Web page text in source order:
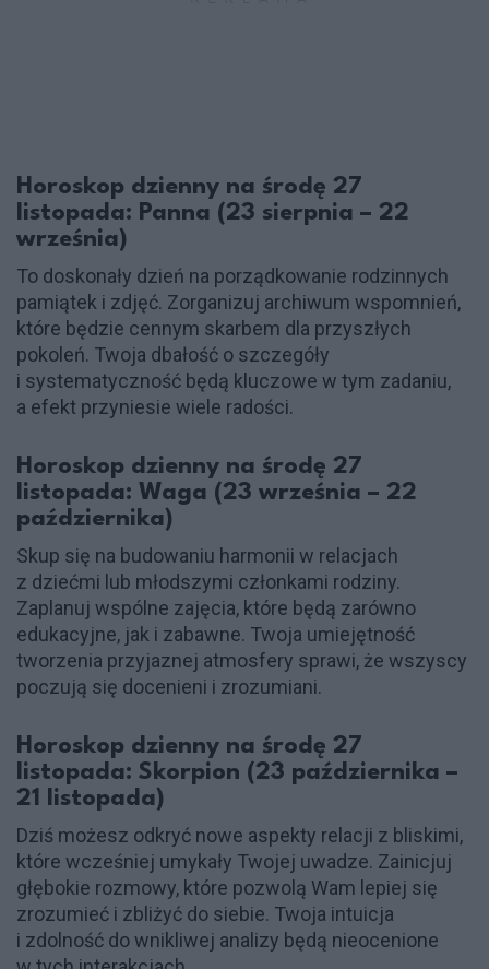
Horoskop dzienny na środę 27
listopada: Panna (23 sierpnia – 22
września)
To doskonały dzień na porządkowanie rodzinnych
pamiątek i zdjęć. Zorganizuj archiwum wspomnień,
które będzie cennym skarbem dla przyszłych
pokoleń. Twoja dbałość o szczegóły
i systematyczność będą kluczowe w tym zadaniu,
a efekt przyniesie wiele radości.
Horoskop dzienny na środę 27
listopada: Waga (23 września – 22
października)
Skup się na budowaniu harmonii w relacjach
z dziećmi lub młodszymi członkami rodziny.
Zaplanuj wspólne zajęcia, które będą zarówno
edukacyjne, jak i zabawne. Twoja umiejętność
tworzenia przyjaznej atmosfery sprawi, że wszyscy
poczują się docenieni i zrozumiani.
Horoskop dzienny na środę 27
listopada: Skorpion (23 października –
21 listopada)
Dziś możesz odkryć nowe aspekty relacji z bliskimi,
które wcześniej umykały Twojej uwadze. Zainicjuj
głębokie rozmowy, które pozwolą Wam lepiej się
zrozumieć i zbliżyć do siebie. Twoja intuicja
i zdolność do wnikliwej analizy będą nieocenione